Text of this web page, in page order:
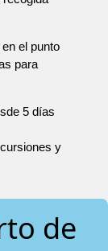
el punto
para
5 días
y
de